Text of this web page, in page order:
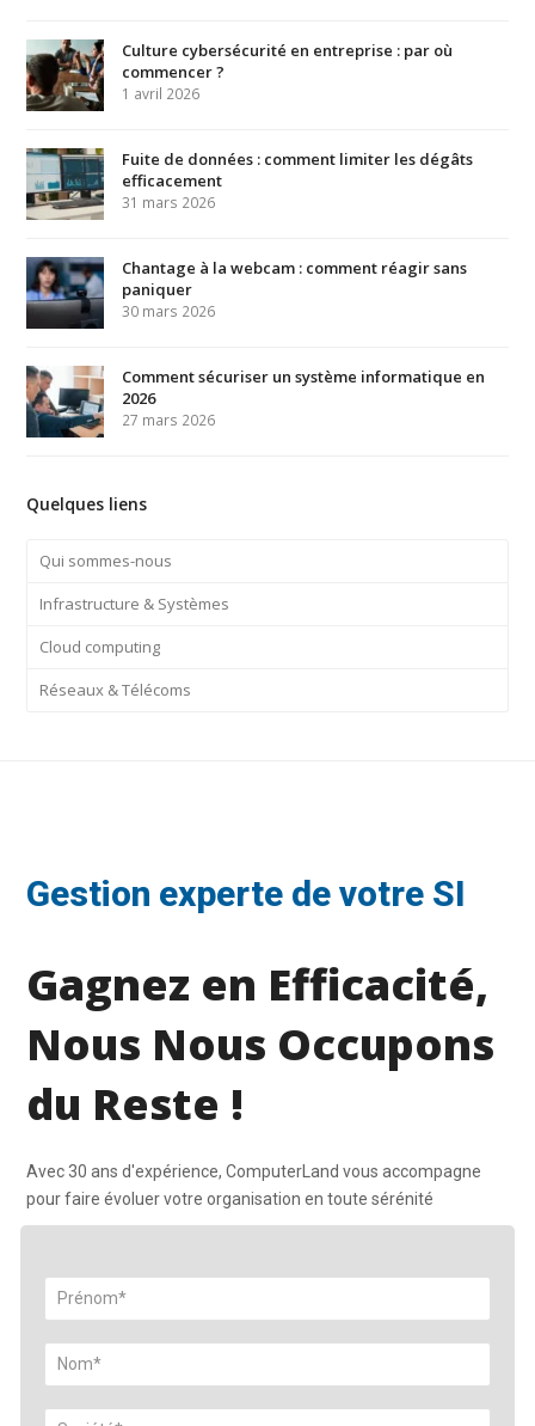
Culture cybersécurité en entreprise : par où
commencer ?
1 avril 2026
Fuite de données : comment limiter les dégâts
efficacement
31 mars 2026
Chantage à la webcam : comment réagir sans
paniquer
30 mars 2026
Comment sécuriser un système informatique en
2026
27 mars 2026
Quelques liens
Qui sommes-nous
Infrastructure & Systèmes
Cloud computing
Réseaux & Télécoms
Gestion experte de votre SI
Gagnez en Efficacité,
Nous Nous Occupons
du Reste !
Avec 30 ans d'expérience, ComputerLand vous accompagne
pour faire évoluer votre organisation en toute sérénité